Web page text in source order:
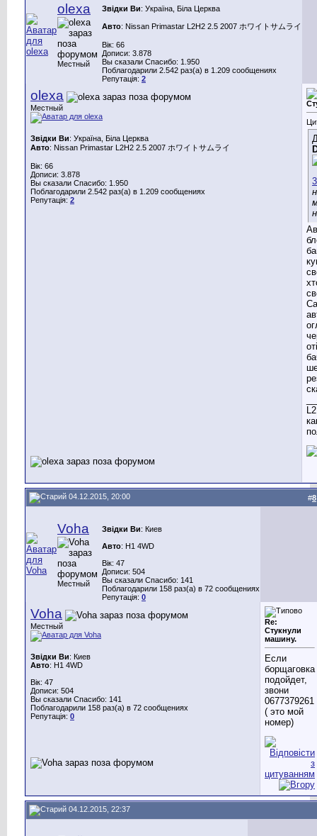
olexa
Местный
Звідки Ви: Україна, Біла Церква
Авто: Nissan Primastar L2H2 2.5 2007 ホワイトサムライ
Вік: 66
Дописи: 3.878
Вы сказали Спасибо: 1.950
Поблагодарили 2.542 раз(а) в 1.209 сообщениях
Репутація: 2
olexa
Местный
Звідки Ви: Україна, Біла Церква
Авто: Nissan Primastar L2H2 2.5 2007 ホワイトサムライ
Вік: 66
Дописи: 3.878
Вы сказали Спасибо: 1.950
Поблагодарили 2.542 раз(а) в 1.209 сообщениях
Репутація: 2
04.12.2015, 20:00 #8
Voha
Местный
Звідки Ви: Киев
Авто: H1 4WD
Вік: 47
Дописи: 504
Вы сказали Спасибо: 141
Поблагодарили 158 раз(а) в 72 сообщениях
Репутація: 0
Voha
Местный
Звідки Ви: Киев
Авто: H1 4WD
Вік: 47
Дописи: 504
Вы сказали Спасибо: 141
Поблагодарили 158 раз(а) в 72 сообщениях
Репутація: 0
Re:
Стукнули
машину.
Если
борщаговка
подойдет,
звони
0677379261
( это мой
номер)
04.12.2015, 22:37